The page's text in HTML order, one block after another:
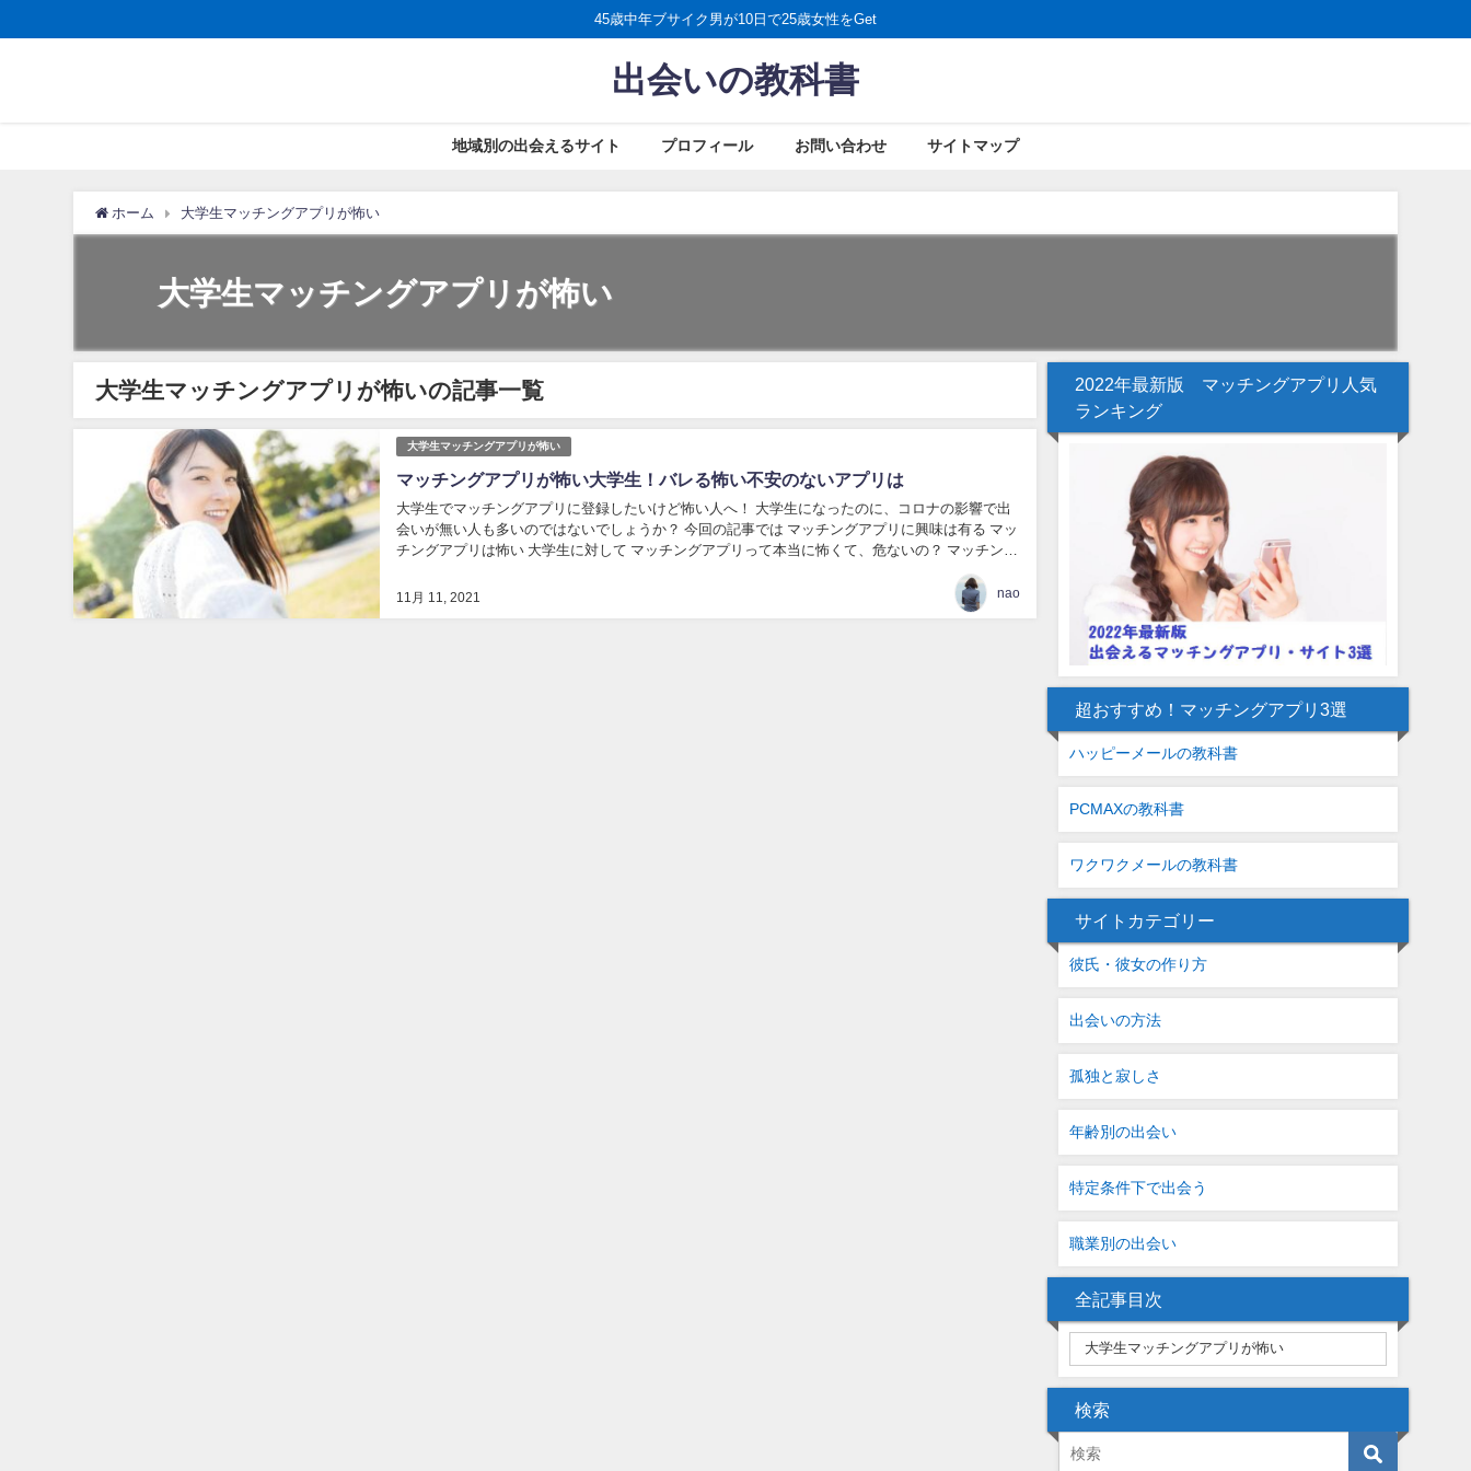
45歳中年ブサイク男が10日で25歳女性をGet
出会いの教科書
地域別の出会えるサイト プロフィール お問い合わせ サイトマップ
ホーム 大学生マッチングアプリが怖い
大学生マッチングアプリが怖い
大学生マッチングアプリが怖いの記事一覧
大学生マッチングアプリが怖い
マッチングアプリが怖い大学生！バレる怖い不安のないアプリは
11月 11, 2021
大学生でマッチングアプリに登録したいけど怖い人へ！ 大学生になったのに、コロナの影響で出
会いが無い人も多いのではないでしょうか？ 今回の記事では マッチングアプリに興味は有る マッ
チングアプリは怖い 大学生に対して マッチングアプリって本当に怖くて、危ないの？ マッチング
nao
2022年最新版 マッチングアプリ人気
ランキング
超おすすめ！マッチングアプリ3選
ハッピーメールの教科書
PCMAXの教科書
ワクワクメールの教科書
サイトカテゴリー
彼氏・彼女の作り方
出会いの方法
孤独と寂しさ
年齢別の出会い
特定条件下で出会う
職業別の出会い
全記事目次
検索